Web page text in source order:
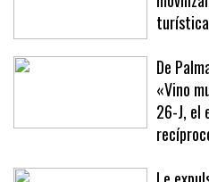
Sóller
turística
De
«Vino
26-J, el
recíproco»